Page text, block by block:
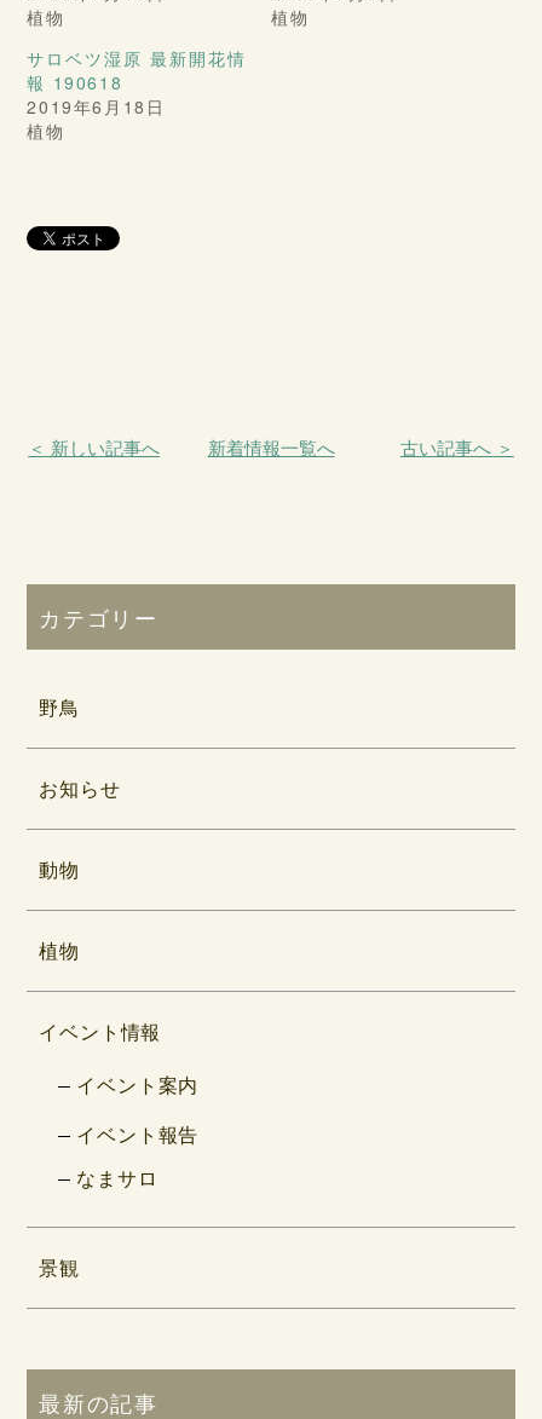
植物
植物
サロベツ湿原 最新開花情
報 190618
2019年6月18日
植物
＜ 新しい記事へ 新着情報一覧へ 古い記事へ ＞
カテゴリー
野鳥
お知らせ
動物
植物
イベント情報
イベント案内
イベント報告
なまサロ
景観
最新の記事